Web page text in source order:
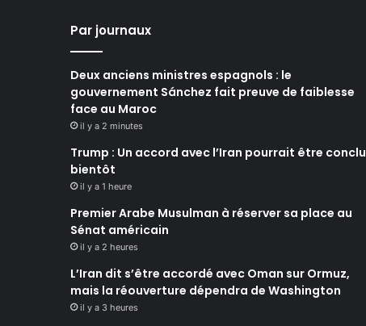
Par journaux
Deux anciens ministres espagnols : le
gouvernement Sánchez fait preuve de faiblesse
face au Maroc
il y a 2 minutes
Trump : Un accord avec l’Iran pourrait être conclu
bientôt
il y a 1 heure
Premier Arabe Musulman à réserver sa place au
Sénat américain
il y a 2 heures
L’Iran dit s’être accordé avec Oman sur Ormuz,
mais la réouverture dépendra de Washington
il y a 3 heures